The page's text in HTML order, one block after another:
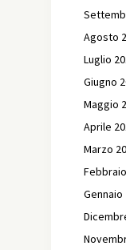
Agosto
Luglio
Giugno
Maggio
Aprile
Marzo
Gennaio